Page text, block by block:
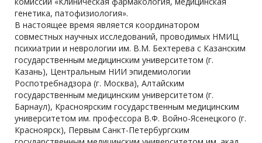
генетика, патофизиология».
В настоящее время является координатором
совместных научных исследований, проводимых НМИЦ
психиатрии и неврологии им. В.М. Бехтерева с Казанским
государственным медицинским университетом (г.
Казань), Центральным НИИ эпидемиологии
Роспотребнадзора (г. Москва), Алтайским
государственным медицинским университетом (г.
Барнаул), Красноярским государственным медицинским
университетом им. профессора В.Ф. Войно-Ясенецкого (г.
Красноярск), Первым Санкт-Петербургским